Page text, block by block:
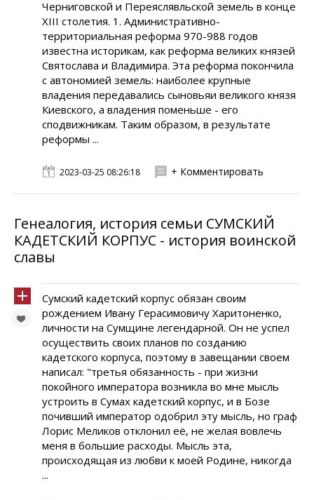
Черниговской и Переяслявльской земель в конце
XIII столетия. 1. Административно-
территориальная реформа 970-988 годов
известна историкам, как реформа великих князей
Святослава и Владимира. Эта реформа покончила
с автономией земель: наиболее крупные
владения передавались сыновьяи великого князя
Киевского, а владения поменьше - его
сподвижникам. Таким образом, в результате
реформы ...
2023-03-25 08:26:18 + Комментировать
Генеалогия, история семьи СУМСКИЙ
КАДЕТСКИЙ КОРПУС - история воинской
славы
Сумский кадетский корпус обязан своим
рождением Ивану Герасимовичу Харитоненко,
личности на Сумщине легендарной. Он не успел
осуществить своих планов по созданию
кадетского корпуса, поэтому в завещании своем
написал: "третья обязанность - при жизни
покойного императора возникла во мне мысль
устроить в Сумах кадетский корпус, и в Бозе
почивший император одобрил эту мысль, но граф
Лорис Меликов отклонил её, не желая вовлечь
меня в большие расходы. Мысль эта,
происходящая из любви к моей Родине, никогда
...